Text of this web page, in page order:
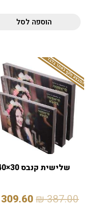
הוספה לסל
המבצע תקף באתר בלבד
שלישית קנבס 30×40
387.00
₪
309.60